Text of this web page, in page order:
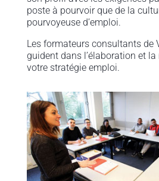
poste à pourvoir que de la
pourvoyeuse d’emploi.
Les formateurs consultants de
guident dans l’élaboration et
votre stratégie emploi.